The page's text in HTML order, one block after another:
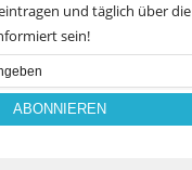
und täglich über die
sein!
ABONNIEREN